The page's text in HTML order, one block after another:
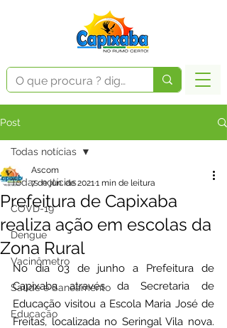
Post
Todas notícias
COVD-19
Dengue
Vacinômetro
Saúde e Saneamento
Educação
Todas notícias
Prefeitura de Capixaba
realiza ação em escolas da
Zona Rural
Ascom
7 de jun. de 20211 min de leitura
No dia 03 de junho a Prefeitura de
Capixaba através da Secretaria de
Educação visitou a Escola Maria José de
Freitas, localizada no Seringal Vila nova.